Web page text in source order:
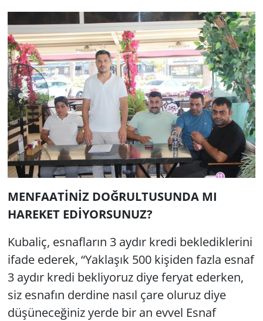
MENFAATİNİZ DOĞRULTUSUNDA MI
HAREKET EDİYORSUNUZ?
Kubaliç, esnafların 3 aydır kredi beklediklerini
ifade ederek, “Yaklaşık 500 kişiden fazla esnaf
3 aydır kredi bekliyoruz diye feryat ederken,
siz esnafın derdine nasıl çare oluruz diye
düşüneceğiniz yerde bir an evvel Esnaf